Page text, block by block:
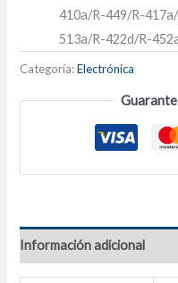
410a/R-449/R-
513a/R-422d/R-
Categoría:Electrónica
Información adicional